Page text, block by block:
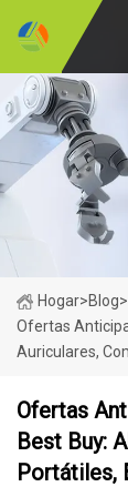
Hogar>Blog>
Ofertas
Auriculares,
Ofertas
Best Buy:
Portátiles,